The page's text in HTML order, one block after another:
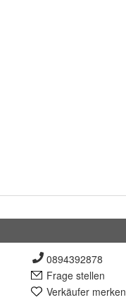
0894392878
Frage stellen
Verkäufer merken